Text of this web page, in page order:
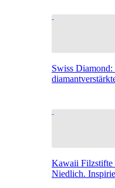
Swiss
Kawaii Filzstifte
Niedlich.